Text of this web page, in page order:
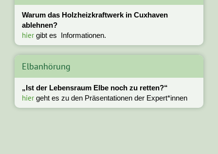
Warum das Holzheizkraftwerk in Cuxhaven
ablehnen?
hier gibt es Informationen.
Elbanhörung
„Ist der Lebensraum Elbe noch zu retten?“
hier geht es zu den Präsentationen der Expert*innen